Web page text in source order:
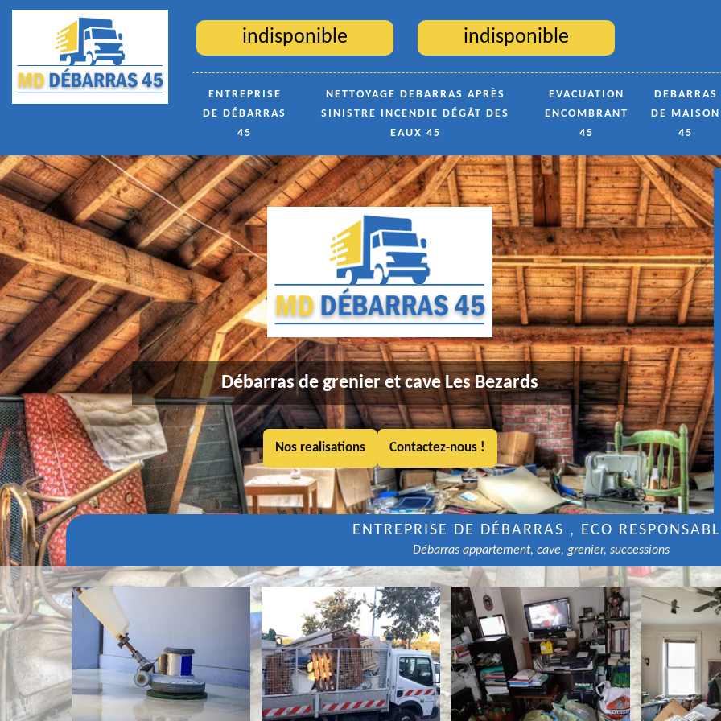
indisponible indisponible
ENTREPRISE
DE DÉBARRAS
45
NETTOYAGE DEBARRAS APRÈS
SINISTRE INCENDIE DÉGÂT DES
EAUX 45
EVACUATION
ENCOMBRANT
45
DEBARRAS
DE MAISON
45
Débarras de grenier et cave Les Bezards
Nos realisations Contactez-nous !
ENTREPRISE DE DÉBARRAS , ECO
Débarras appartement, cave, grenier, successions